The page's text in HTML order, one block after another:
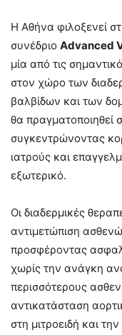
Η Αθήνα φιλοξενεί
συνέδριο Advanced
μία από τις
στον χώρο των
βαλβίδων και των
θα πραγματοποιηθεί
συγκεντρώνοντας
ιατρούς και
εξωτερικό.
Οι διαδερμικές
αντιμετώπιση
προσφέροντας
χωρίς την ανάγκη
περισσότερους
αντικατάσταση
στη μιτροειδή και